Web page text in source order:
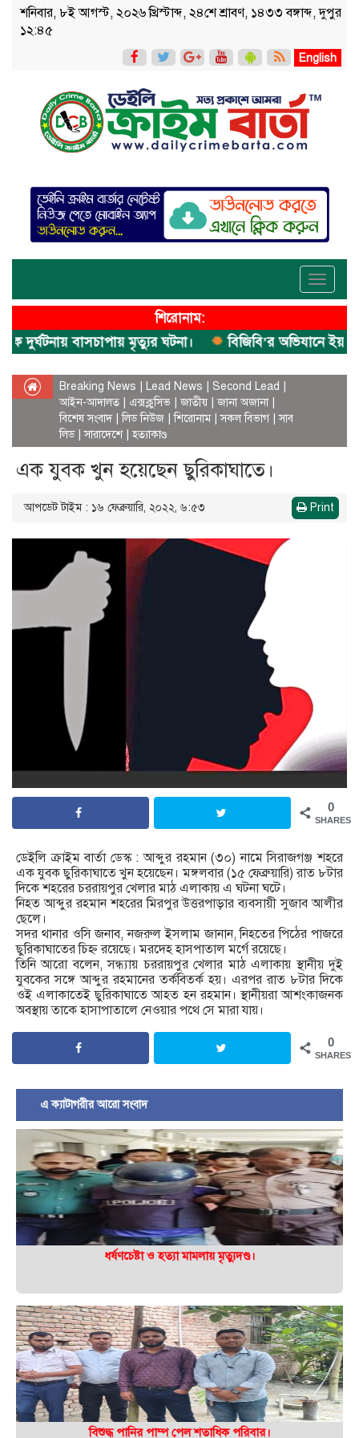
শনিবার, ৮ই আগস্ট, ২০২৬ খ্রিস্টাব্দ, ২৪শে শ্রাবণ, ১৪৩৩ বঙ্গাব্দ, দুপুর
১২:৪৫
English
Toggle
শিরোনাম:
বাসচাপায় মৃত্যুর ঘটনা।
বিজিবি’র অভিযানে ইয়াবা
Breaking News Lead News Second Lead
আইন-আদালত
এক্সক্লুসিভ |জাতীয় |জানা অজানা|
বিশেষ সংবাদ|লিড নিউজ |শিরোনাম|সকল বিভাগ|সাব
লিড|সারাদেশে|হত্যাকাণ্ড
এক যুবক খুন হয়েছেন ছুরিকাঘাতে।
আপডেট টাইম : ১৬ ফেব্রুয়ারি, ২০২২, ৬:৫৩ Print
0
SHARES
ডেইলি ক্রাইম বার্তা ডেস্ক : আব্দুর রহমান (৩০) নামে সিরাজগঞ্জ শহরে
এক যুবক ছুরিকাঘাতে খুন হয়েছেন। মঙ্গলবার (১৫ ফেব্রুয়ারি) রাত ৮টার
দিকে শহরের চররায়পুর খেলার মাঠ এলাকায় এ ঘটনা ঘটে।
নিহত আব্দুর রহমান শহরের মিরপুর উত্তরপাড়ার ব্যবসায়ী সুজাব আলীর
ছেলে।
সদর থানার ওসি জনাব, নজরুল ইসলাম জানান, নিহতের পিঠের পাজরে
ছুরিকাঘাতের চিহ্ন রয়েছে। মরদেহ হাসপাতাল মর্গে রয়েছে।
তিনি আরো বলেন, সন্ধ্যায় চররায়পুর খেলার মাঠ এলাকায় স্থানীয় দুই
যুবকের সঙ্গে আব্দুর রহমানের তর্কবিতর্ক হয়। এরপর রাত ৮টার দিকে
ওই এলাকাতেই ছুরিকাঘাতে আহত হন রহমান। স্থানীয়রা আশংকাজনক
অবস্থায় তাকে হাসাপাতালে নেওয়ার পথে সে মারা যায়।
0
SHARES
এ ক্যাটাগরীর আরো সংবাদ
ধর্ষণচেষ্টা ও হত্যা মামলায় মৃত্যুদণ্ড।
বিশুদ্ধ পানির পাম্প পেল শতাধিক পরিবার।